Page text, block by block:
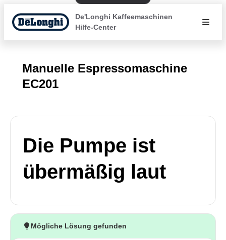
De'Longhi Kaffeemaschinen
Hilfe-Center
Manuelle Espressomaschine
EC201
Die Pumpe ist
übermäßig laut
Mögliche Lösung gefunden